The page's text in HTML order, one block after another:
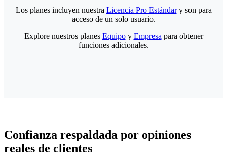
Los planes incluyen nuestra Licencia Pro Estándary son para
acceso de un solo usuario.
Explore nuestros planes Equipoy Empresa para obtener
funciones adicionales.
Confianza respaldada por opiniones
reales de clientes